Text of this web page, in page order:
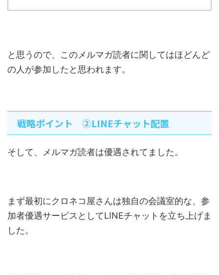
と思うので、このメルマガ読者に関してはほどんど
の人が参加したと思われます。
戦略ポイント ②LINEチャット配置
そして、メルマガ読者は優遇されてました。
まず最初にクロネコ屋さんは独自の会議室的な、参
加者優遇サービスとしてLINEチャットを立ち上げま
した。